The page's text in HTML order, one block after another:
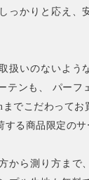
っかりと応え、
扱いのないよう
テンも、 パーフ
でこだわってお
る商品限定のサ
から測り方まで